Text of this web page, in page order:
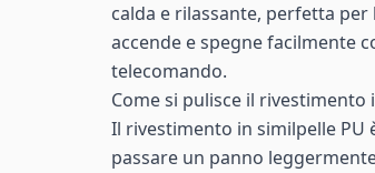
calda e rilassante, perfetta
accende e spegne facilmente
telecomando.
Come si pulisce il rivestimento
Il rivestimento in similpelle PU
passare un panno